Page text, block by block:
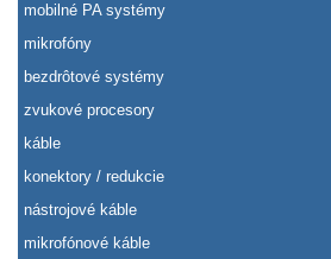
mobilné PA systémy
mikrofóny
bezdrôtové systémy
zvukové procesory
káble
konektory / redukcie
nástrojové káble
mikrofónové káble